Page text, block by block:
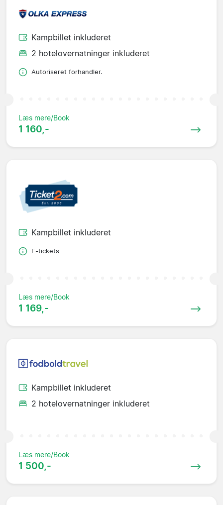
Kampbillet inkluderet
2 hotelovernatninger inkluderet
Autoriseret forhandler.
Læs mere/Book
1 160,-
Kampbillet inkluderet
E-tickets
Læs mere/Book
1 169,-
Kampbillet inkluderet
2 hotelovernatninger inkluderet
Læs mere/Book
1 500,-